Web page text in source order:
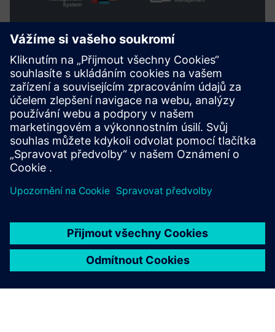
windesk.fm Computer Aided
Facility Management Solution
to plan, execute and monitor all activities involved in
maintenance, workplace, asset management, operational
facility services and customer services.
Další informace